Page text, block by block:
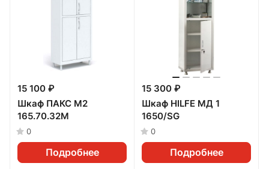
15 100 ₽
Шкаф ПАКС М2
165.70.32М
0
Подробнее
15 300 ₽
Шкаф HILFE МД 1
1650/SG
0
Подробнее